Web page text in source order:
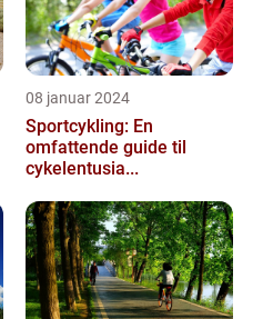
08 januar 2024
Sportcykling: En
omfattende guide til
cykelentusia...